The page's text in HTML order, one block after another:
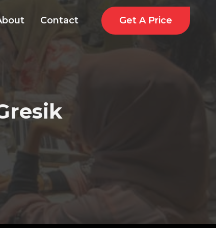
Contact Get A Price